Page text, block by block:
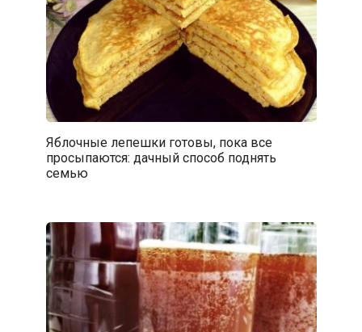
Яблочные лепешки готовы, пока все
просыпаются: дачный способ поднять
семью